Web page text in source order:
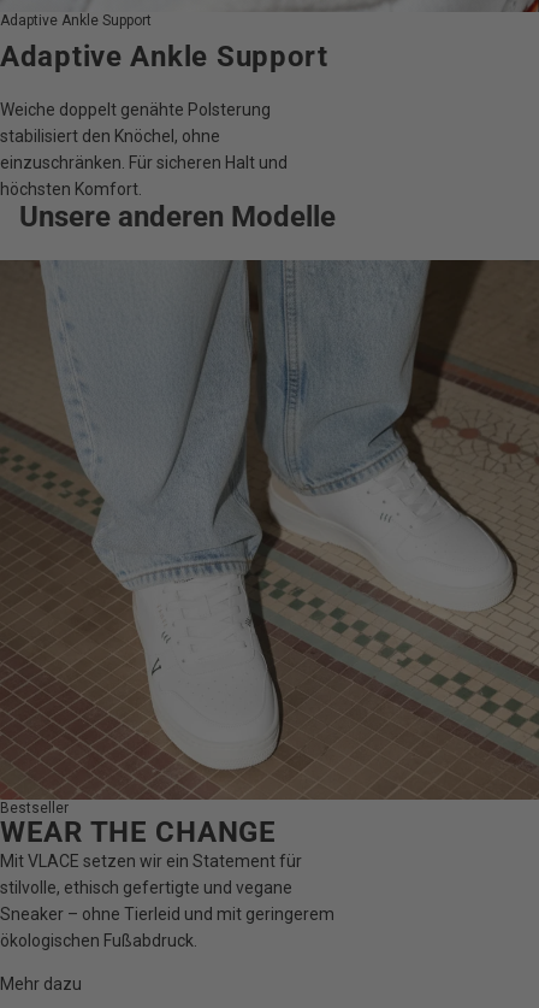
Adaptive Ankle Support
Adaptive Ankle Support
Weiche doppelt genähte Polsterung
stabilisiert den Knöchel, ohne
einzuschränken. Für sicheren Halt und
höchsten Komfort.
Unsere anderen Modelle
Bestseller
WEAR THE CHANGE
Mit VLACE setzen wir ein Statement für
stilvolle, ethisch gefertigte und vegane
Sneaker – ohne Tierleid und mit geringerem
ökologischen Fußabdruck.
Mehr dazu